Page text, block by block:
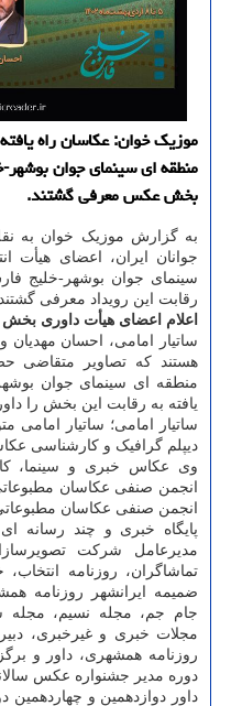
موزیک خوان: عکاسان راه
منطقه ای سینمای جوان
بخش عکس معرفی گشتند.
به گزارش موزیک خوان به
جوانان ایران، اعضای هیأت
سینمای جوان بوشهر-خلیج
رقابت این رویداد معرفی گشتند.
اعلام اعضای هیأت داوری
ساتیار امامی، احسان
هستند که تصاویر
منطقه ای سینمای جوان
یافته به رقابت این بخش را
دیپلم گرافیک و کارشناسی
وی عکاس خبری و سینما،
انجمن صنفی عکاسان
انجمن صنفی عکاسان
پایگاه خبری و چند رسانه
مدیرعامل شرکت
تماشاگران، روزنامه
ضمیمه ایرانشهر روزنامه
مجلات خبری و غیرخبری،
روزنامه همشهری، داور و
دوره مدیر جشنواره عکس
داور دوازدهمین و